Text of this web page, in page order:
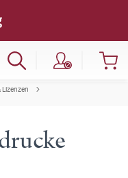
Lizenzen